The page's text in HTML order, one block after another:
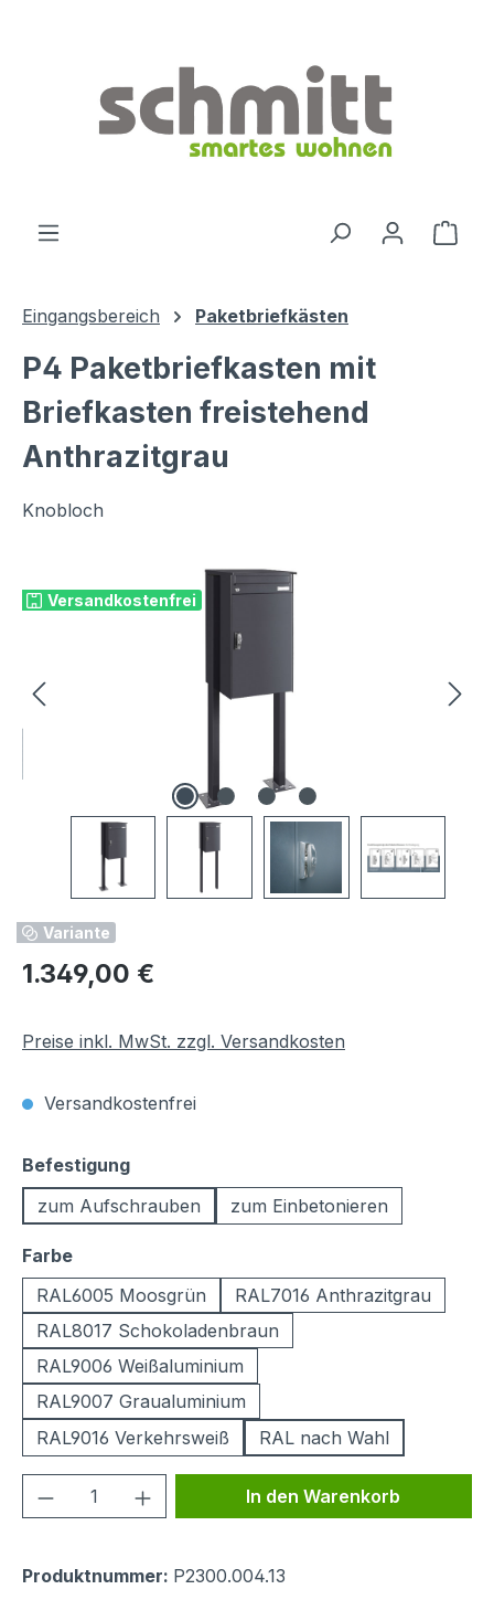
Eingangsbereich Paketbriefkästen
P4 Paketbriefkasten mit
Briefkasten freistehend
Anthrazitgrau
Knobloch
Versandkostenfrei
Variante
Regulärer Preis:
1.349,00 €
Preise inkl. MwSt. zzgl. Versandkosten
Versandkostenfrei
Befestigungauswählen
zum Aufschrauben
zum Einbetonieren
Farbeauswählen
RAL6005 Moosgrün
RAL7016 Anthrazitgrau
RAL8017 Schokoladenbraun
RAL9006 Weißaluminium
RAL9007 Graualuminium
RAL9016 Verkehrsweiß
RAL nach Wahl
Produkt Anzahl: Gib denIn den Warenkorb
Produktnummer: P2300.004.13